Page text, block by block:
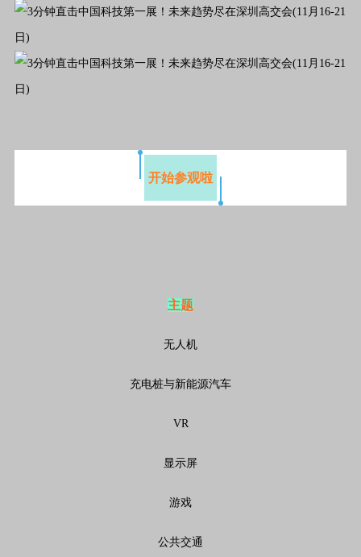
开始参观啦
主题
无人机
充电桩与新能源汽车
VR
显示屏
游戏
公共交通